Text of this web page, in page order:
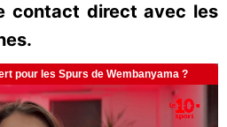
contact direct avec les